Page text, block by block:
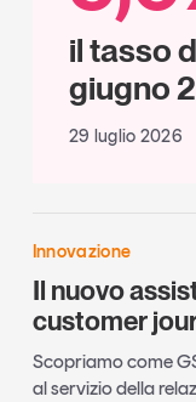
il tasso
giugno
29 luglio 2026
Innovazione
Il nuovo
customer
Scopriamo come
al servizio della